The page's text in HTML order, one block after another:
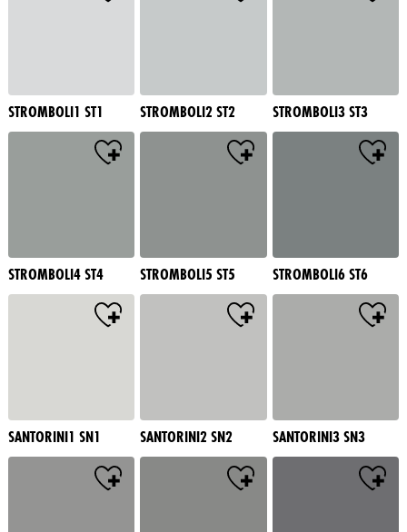
STROMBOLI1 ST1 STROMBOLI2 ST2 STROMBOLI3 ST3
STROMBOLI4 ST4 STROMBOLI5 ST5 STROMBOLI6 ST6
SANTORINI1 SN1 SANTORINI2 SN2 SANTORINI3 SN3